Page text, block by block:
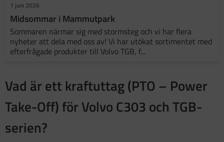
1 juni 2026
Midsommar i Mammutpark
Sommaren närmar sig med stormsteg och vi har flera
nyheter att dela med oss av! Vi har utökat sortimentet med
efterfrågade produkter till Volvo TGB, f...
Vad är ett kraftuttag (PTO – Power
Take-Off) för Volvo C303 och TGB-
serien?